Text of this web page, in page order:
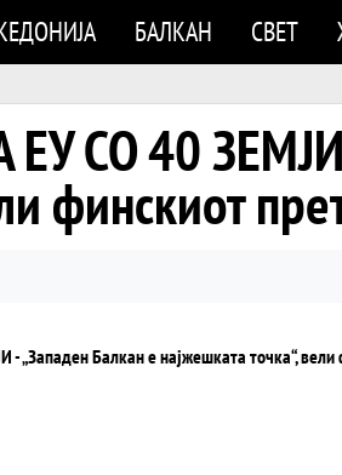
БАЛКАН СВЕТ
ЕУ СО 40
финскиот